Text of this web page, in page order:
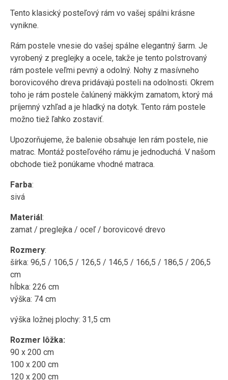
Tento klasický posteľový rám vo vašej spálni krásne
vynikne.
Rám postele vnesie do vašej spálne elegantný šarm. Je
vyrobený z preglejky a ocele, takže je tento polstrovaný
rám postele veľmi pevný a odolný. Nohy z masívneho
borovicového dreva pridávajú posteli na odolnosti. Okrem
toho je rám postele čalúnený mäkkým zamatom, ktorý má
príjemný vzhľad a je hladký na dotyk. Tento rám postele
možno tiež ľahko zostaviť.
Upozorňujeme, že balenie obsahuje len rám postele, nie
matrac. Montáž posteľového rámu je jednoduchá. V našom
obchode tiež ponúkame vhodné matraca.
Farba:
sivá
Materiál:
zamat / preglejka / oceľ / borovicové drevo
Rozmery:
šírka: 96,5 / 106,5 / 126,5 / 146,5 / 166,5 / 186,5 / 206,5
cm
hĺbka: 226 cm
výška: 74 cm
výška ložnej plochy: 31,5 cm
Rozmer lôžka:
90 x 200 cm
100 x 200 cm
120 x 200 cm